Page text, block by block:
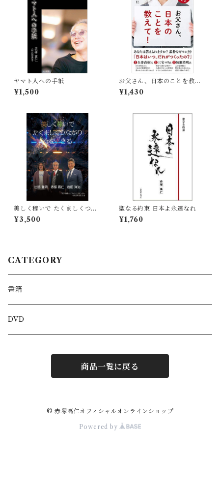
ヤマト人への手紙
¥1,500
お父さん、日本のことを教え
て! ──はじめての日本国史
¥1,430
美しく稼いで たくましくつな
がり 今を生きる
¥3,500
聖なる約束 日本よ永遠なれ
¥1,760
CATEGORY
書籍
DVD
商品一覧に戻る
© 赤塚高仁オフィシャルオンラインショップ
Powered by